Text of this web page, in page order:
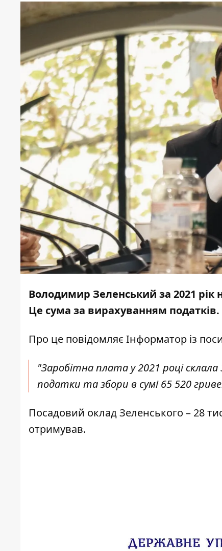
Володимир Зеленський за 2021 рік
Це сума за вирахуванням податків.
Про це повідомляє Інформатор із
"Заробітна плата у 2021 році склала
податки та збори в сумі 65 520
Посадовий оклад Зеленського – 28
отримував.